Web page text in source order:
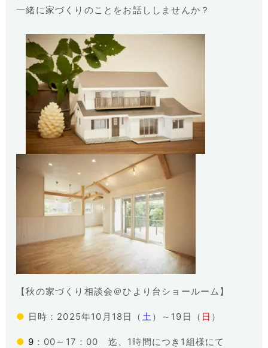
一緒に家づくりのことをお話ししませんか？
【秋の家づくり相談会＠ひより台ショールーム】
● 日時： 2025年10 月 18日（ 土）～ 19 日（ 日 ）
● 9 ： 00 ～ 17 ： 00 迄、 1 時間につき 1 組様にて